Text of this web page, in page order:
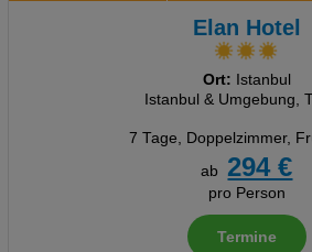
Elan Hotel
Ort: Istanbul
Istanbul & Umgebung,
7 Tage, Doppelzimmer,
ab
294 €
pro Person
Termine